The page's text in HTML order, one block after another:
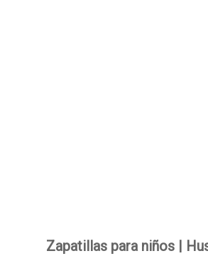
Zapatillas para niños |